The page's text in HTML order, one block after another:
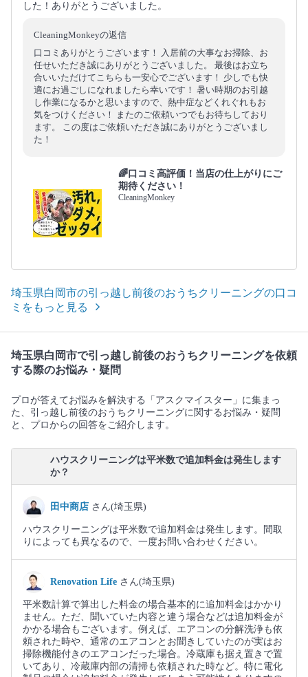
した！ありがとうございました。
CleaningMonkeyの返信
口コミありがとうございます！ 入居前の大事なお掃除、お
任せいただき誠にありがとうございました。 最後はお立ち
合いいただけてこちらも一安心でございます！ 少しでも快
適にお過ごしになれましたら幸いです！ 暑い時期のお引越
し作業になるかと思いますので、熱中症などくれぐれもお
気をつけください！ またのご依頼いつでもお待ちしており
ます。 この度はご依頼いただき誠にありがとうございまし
た！
🌈口コミ高評価！当店の仕上がりにご
期待ください！
CleaningMonkey
埼玉県白岡市の引っ越し前後のおうちクリーニングの口コ
ミをもっと見る
埼玉県白岡市で引っ越し前後のおうちクリーニングを依頼
する際のお悩み・疑問
プロが答えてお悩みを解決する「アスクマイスター」に集まっ
た、引っ越し前後のおうちクリーニングに関するお悩み・疑問
と、プロからの回答をご紹介します。
ハウスクリーニングは平米数で追加料金は発生します
か？
田中商店 さん(埼玉県)
ハウスクリーニングは平米数で追加料金は発生します。間取
りによっても異なるので、一度お問い合わせください。
Renovation Life さん(埼玉県)
平米数計算で算出した料金の場合基本的に追加料金はかかり
ません。ただ、聞いていた内容と違う場合などは追加料金が
かかる場合もございます。例えば、エアコンの分解洗浄も依
頼された時や、通常のエアコンとお聞きしていたのが実はお
掃除機能付きのエアコンだった場合。冷蔵庫も据え置きで置
いてあり、冷蔵庫内部の清掃も依頼された時など。特に電化